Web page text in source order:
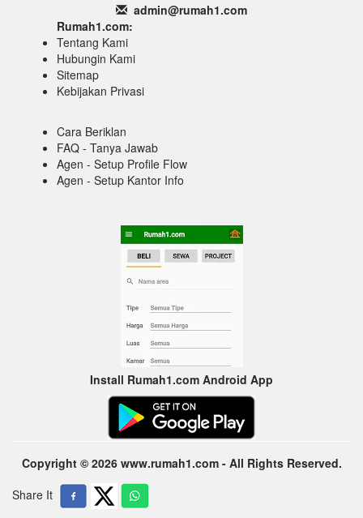
admin@rumah1.com
Rumah1.com:
Tentang Kami
Hubungin Kami
Sitemap
Kebijakan Privasi
Cara Beriklan
FAQ - Tanya Jawab
Agen - Setup Profile Flow
Agen - Setup Kantor Info
Install Rumah1.com Android App
Copyright © 2026 www.rumah1.com - All Rights Reserved.
Share It